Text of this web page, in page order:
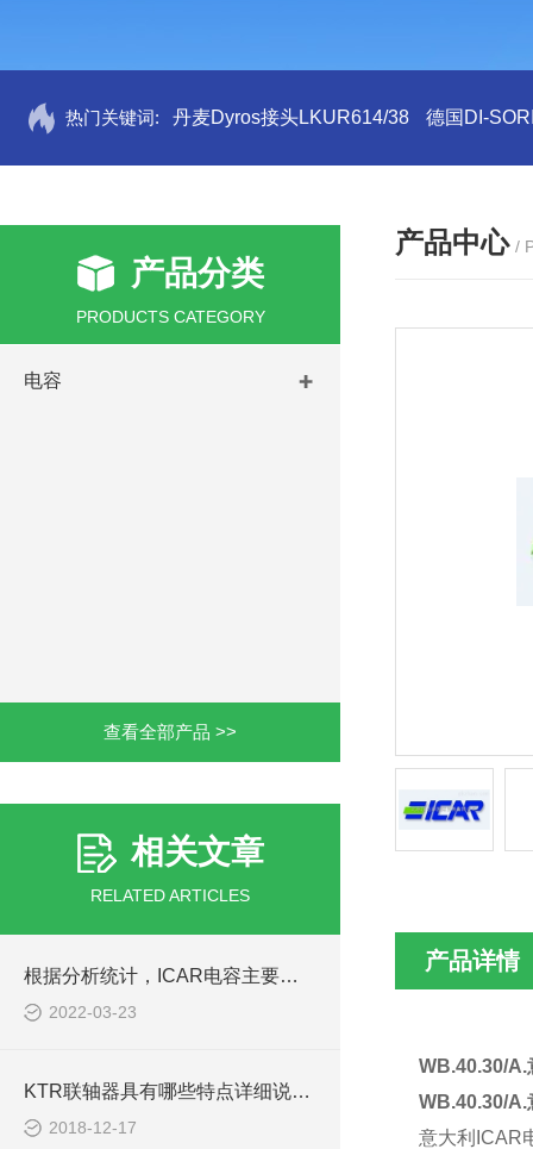
热门关键词: 丹麦Dyros接头LKUR614/38 德国DI-
产品分类
PRODUCTS CATEGORY
电容
查看全部产品 >>
相关文章
RELATED ARTICLES
根据分析统计，ICAR电容主要分为这10类
2022-03-23
KTR联轴器具有哪些特点详细说明讨论
2018-12-17
产品中心 /
产品详情
WB.40.30/A.
WB.40.30/A.
意大利ICAR